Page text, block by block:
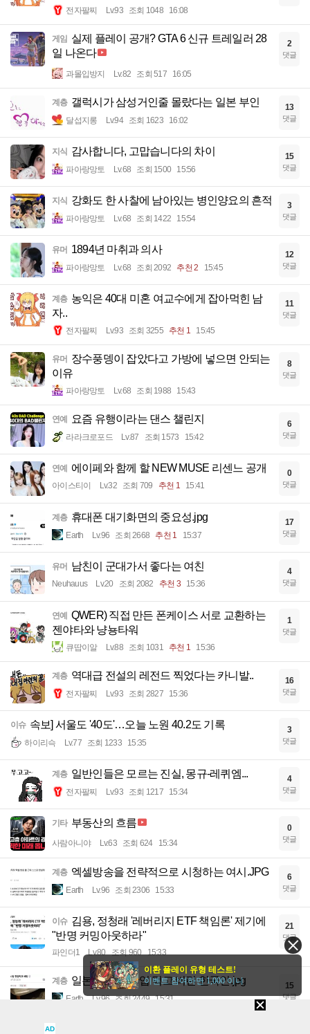
전자팔찌 Lv.93 조회 1048 16:08
게임
실제 플레이 공개? GTA 6 신규 트레일러 28
일 나온다
과몰입방지 Lv.82 조회 517 16:05
2
댓글
계층 갤럭시가 삼성거인줄 몰랐다는 일본 부인
달섭지롱 Lv.94 조회 1623 16:02
13
댓글
지식 감사합니다, 고맙습니다의 차이
파아랑망토 Lv.68 조회 1500 15:56
15
댓글
지식 강화도 한 사찰에 남아있는 병인양요의 흔적
파아랑망토 Lv.68 조회 1422 15:54
3
댓글
유머 1894년 마취과 의사
파아랑망토 Lv.68 조회 2092 추천 2 15:45
12
댓글
계층 농익은 40대 미혼 여교수에게 잡아먹힌 남
자..
전자팔찌 Lv.93 조회 3255 추천 1 15:45
11
댓글
유머 장수풍뎅이 잡았다고 가방에 넣으면 안되는
이유
파아랑망토 Lv.68 조회 1988 15:43
8
댓글
연예 요즘 유행이라는 댄스 챌린지
라라크로포드 Lv.87 조회 1573 15:42
6
댓글
연예 에이페와 함께 할 NEW MUSE 리센느 공개
아이스티이 Lv.32 조회 709 추천 1 15:41
0
댓글
계층 휴대폰 대기화면의 중요성.jpg
Earth Lv.96 조회 2668 추천 1 15:37
17
댓글
유머 남친이 군대가서 좋다는 여친
Neuhauus Lv.20 조회 2082 추천 3 15:36
4
댓글
연예
QWER) 직접 만든 폰케이스 서로 교환하는
젠야타와 냥뇽타워
큐땁이알 Lv.88 조회 1031 추천 1 15:36
1
댓글
계층 역대급 전설의 레전드 찍었다는 카니발..
전자팔찌 Lv.93 조회 2827 15:36
16
댓글
이슈 속보] 서울도 '40도'…오늘 노원 40.2도 기록
하이리슥 Lv.77 조회 1233 15:35
3
댓글
계층 일반인들은 모르는 진실, 몽규-레퀴엠...
전자팔찌 Lv.93 조회 1217 15:34
4
댓글
기타 부동산의 흐름
사람아니야 Lv.63 조회 624 15:34
0
댓글
계층 엑셀방송을 전략적으로 시청하는 여시.JPG
Earth Lv.96 조회 2306 15:33
6
댓글
이슈 김용, 정청래 '레버리지 ETF 책임론' 제기에
"반명 커밍아웃하라"
파인더1 Lv.80 조회 960 15:33
21
댓글
계층 일본 음식을 한입 먹고 버린 한국인.jpg
Earth Lv.96 조회 2449 15:31
15
댓글
AD
이환 플레이 유형 테스트!
이벤트 참여하면 1,000 이니